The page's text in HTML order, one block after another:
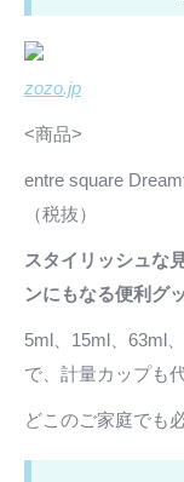
zozo.jp
<商品>
entre square
（税抜）
スタイリッシュな
ンにもなる便利グッ
5ml、15ml、63ml
で、計量カップも
どこのご家庭でも